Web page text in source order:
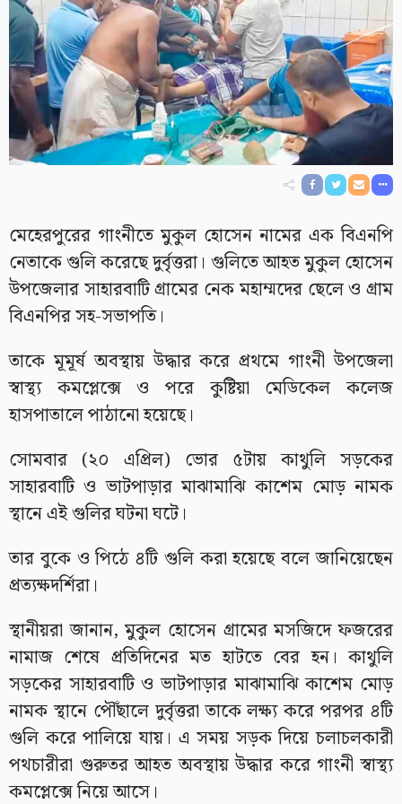
মেহেরপুরের গাংনীতে মুকুল হোসেন নামের এক বিএনপি
নেতাকে গুলি করেছে দুর্বৃত্তরা। গুলিতে আহত মুকুল হোসেন
উপজেলার সাহারবাটি গ্রামের নেক মহাম্মদের ছেলে ও গ্রাম
বিএনপির সহ-সভাপতি।
তাকে মূমূর্ষ অবস্থায় উদ্ধার করে প্রথমে গাংনী উপজেলা
স্বাস্থ্য কমপ্লেক্সে ও পরে কুষ্টিয়া মেডিকেল কলেজ
হাসপাতালে পাঠানো হয়েছে।
সোমবার (২০ এপ্রিল) ভোর ৫টায় কাথুলি সড়কের
সাহারবাটি ও ভাটপাড়ার মাঝামাঝি কাশেম মোড় নামক
স্থানে এই গুলির ঘটনা ঘটে।
তার বুকে ও পিঠে ৪টি গুলি করা হয়েছে বলে জানিয়েছেন
প্রত্যক্ষদর্শিরা।
স্থানীয়রা জানান, মুকুল হোসেন গ্রামের মসজিদে ফজরের
নামাজ শেষে প্রতিদিনের মত হাটতে বের হন। কাথুলি
সড়কের সাহারবাটি ও ভাটপাড়ার মাঝামাঝি কাশেম মোড়
নামক স্থানে পৌঁছালে দুর্বৃত্তরা তাকে লক্ষ্য করে পরপর ৪টি
গুলি করে পালিয়ে যায়। এ সময় সড়ক দিয়ে চলাচলকারী
পথচারীরা গুরুতর আহত অবস্থায় উদ্ধার করে গাংনী স্বাস্থ্য
কমপ্লেক্সে নিয়ে আসে।